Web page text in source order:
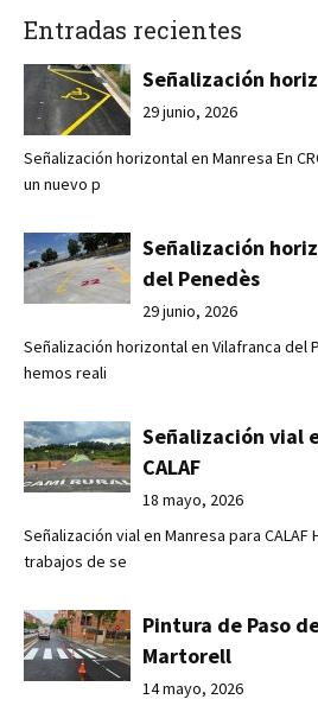
Entradas recientes
Señalización
29 junio, 2026
Señalización horizontal en Manresa En
un nuevo p
Señalización
del Penedès
29 junio, 2026
Señalización horizontal en Vilafranca del
hemos reali
Señalización vial
CALAF
18 mayo, 2026
Señalización vial en Manresa para
trabajos de se
Pintura de Paso
Martorell
14 mayo, 2026